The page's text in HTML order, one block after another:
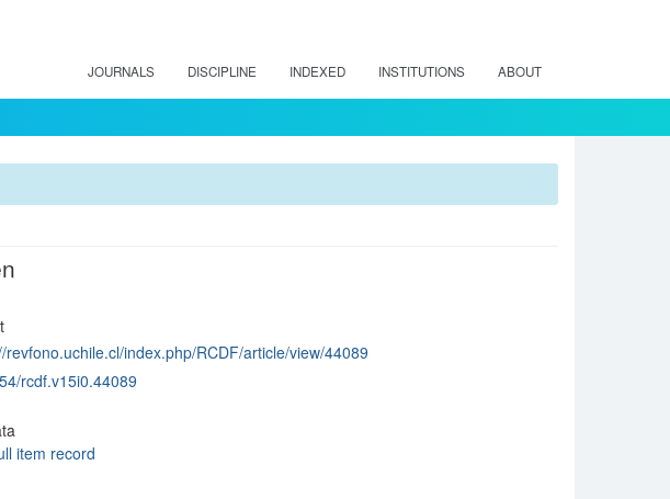
JOURNALS DISCIPLINE INDEXED INSTITUTIONS ABOUT
revfono.uchile.cl/index.php/RCDF/article/view/44089
rcdf.v15i0.44089
item record